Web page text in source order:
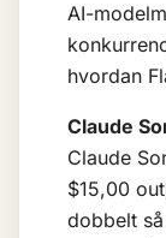
AI-
hvordan
Claude
Claude
$15,00
dobbelt